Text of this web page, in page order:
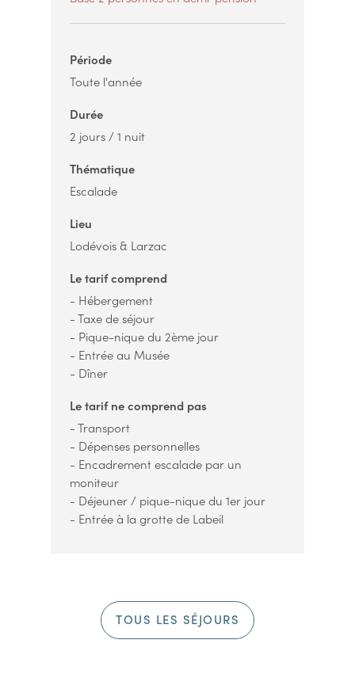
Période
Toute l'année
Durée
2 jours / 1 nuit
Thématique
Escalade
Lieu
Lodévois & Larzac
Le tarif comprend
- Hébergement
- Taxe de séjour
- Pique-nique du 2ème jour
- Entrée au Musée
- Dîner
Le tarif ne comprend pas
- Transport
- Dépenses personnelles
- Encadrement escalade par un
moniteur
- Déjeuner / pique-nique du 1er jour
- Entrée à la grotte de Labeil
TOUS LES SÉJOURS